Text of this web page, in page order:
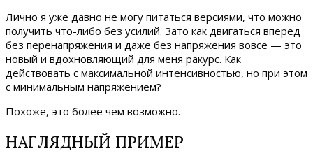
Лично я уже давно не могу питаться версиями, что можно
получить что-либо без усилий. Зато как двигаться вперед
без перенапряжения и даже без напряжения вовсе — это
новый и вдохновляющий для меня ракурс. Как
действовать с максимальной интенсивностью, но при этом
с минимальным напряжением?
Похоже, это более чем возможно.
НАГЛЯДНЫЙ ПРИМЕР